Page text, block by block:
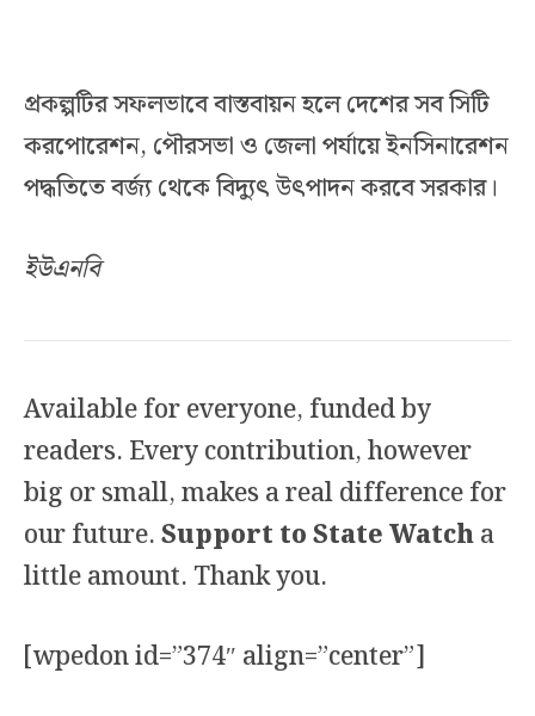
প্রকল্পটির সফলভাবে বাস্তবায়ন হলে দেশের সব সিটি
করপোরেশন, পৌরসভা ও জেলা পর্যায়ে ইনসিনারেশন
পদ্ধতিতে বর্জ্য থেকে বিদ্যুৎ উৎপাদন করবে সরকার।
ইউএনবি
Available for everyone, funded by
readers. Every contribution, however
big or small, makes a real difference for
our future.Support to State Watcha
little amount. Thank you.
[wpedon id=”374″ align=”center”]